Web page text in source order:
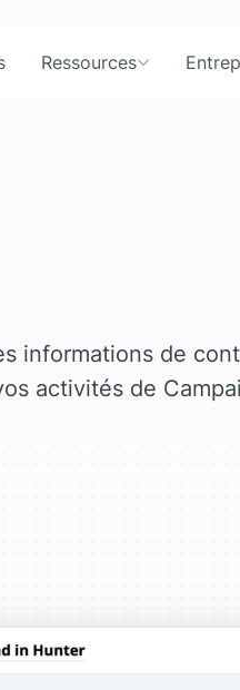
Ressources
informations de
activités de